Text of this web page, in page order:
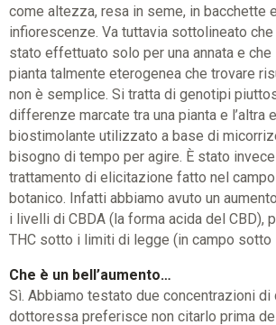
come altezza, resa in seme, in bacchette
infiorescenze. Va tuttavia sottolineato che
stato effettuato solo per una annata e che
pianta talmente eterogenea che trovare
non è semplice. Si tratta di genotipi
differenze marcate tra una pianta e l’altra
biostimolante utilizzato a base di
bisogno di tempo per agire. È stato
trattamento di elicitazione fatto nel campo
botanico. Infatti abbiamo avuto un
i livelli di CBDA (la forma acida del CBD),
THC sotto i limiti di legge (in campo sotto
Che è un bell’aumento…
Sì. Abbiamo testato due concentrazioni di
dottoressa preferisce non citarlo prima